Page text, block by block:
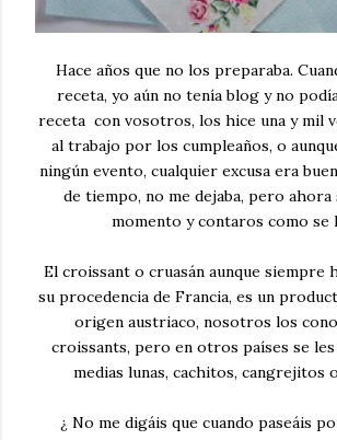
Hace años que no los preparaba.
receta, yo aún no tenía blog y no
receta con vosotros, los hice una y mil
al trabajo por los cumpleaños, o
ningún evento, cualquier excusa era
de tiempo, no me dejaba, pero
momento y contaros como se
El croissant o cruasán aunque siempre
su procedencia de Francia, es un
origen austriaco, nosotros los
croissants, pero en otros países se
medias lunas, cachitos, cangrejitos
¿ No me digáis que cuando paseáis